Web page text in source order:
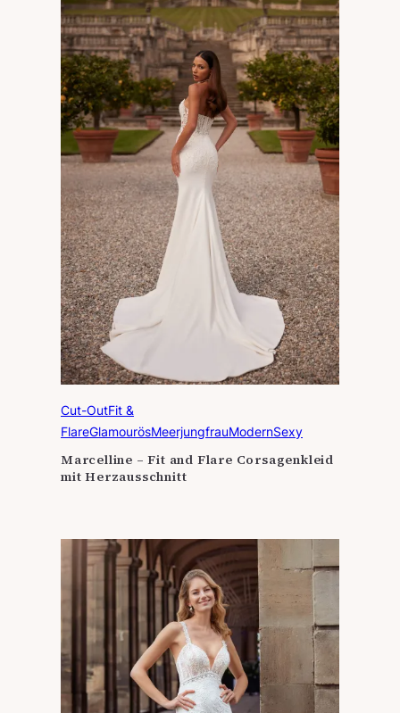
Cut-OutFit &
FlareGlamourösMeerjungfrauModernSexy
Marcelline – Fit and Flare Corsagenkleid
mit Herzausschnitt